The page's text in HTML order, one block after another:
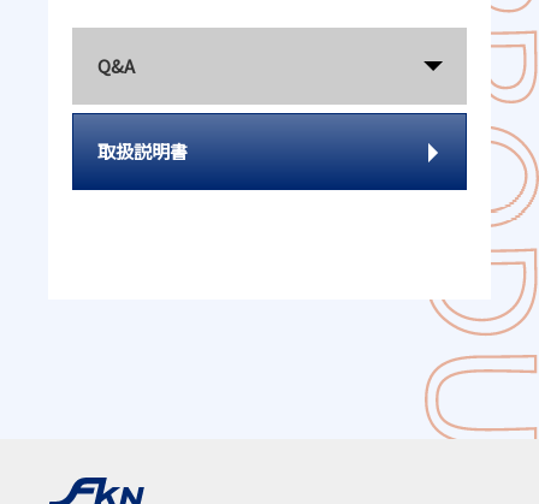
Q&A
取扱説明書